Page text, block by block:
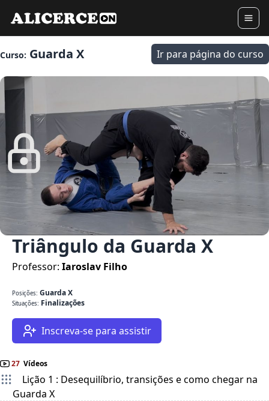
Curso: Guarda X Ir para página do curso
Triângulo da Guarda X
Professor: Iaroslav Filho
Posições: Guarda X
Situações: Finalizações
Inscreva-se para assistir
27 Vídeos
Lição 1 : Desequilíbrio, transições e como chegar na
Guarda X